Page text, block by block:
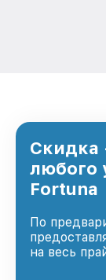
Скидка
любого
Fortuna
По
на весь